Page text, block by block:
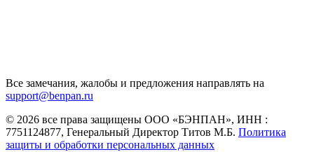
Все замечания, жалобы и предложения направлять на
support@benpan.ru
© 2026 все права защищены ООО «БЭНПАН», ИНН :
7751124877, Генеральный Директор Титов М.Б. Политика
защиты и обработки персональных данных